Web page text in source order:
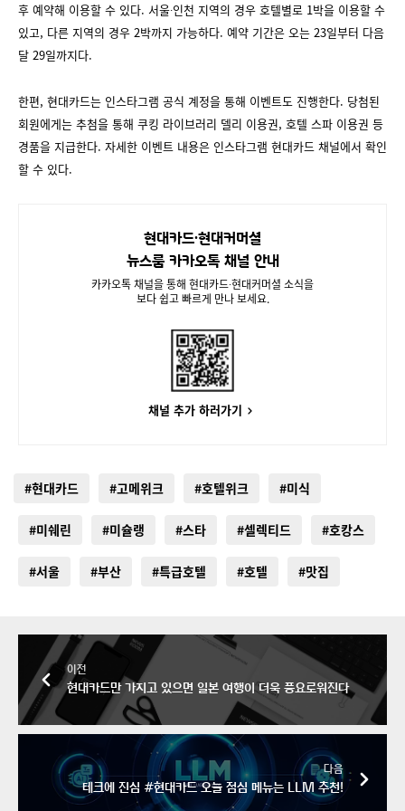
후 예약해 이용할 수 있다. 서울∙인천 지역의 경우 호텔별로 1박을 이용할 수
있고, 다른 지역의 경우 2박까지 가능하다. 예약 기간은 오는 23일부터 다음
달 29일까지다.
한편, 현대카드는 인스타그램 공식 계정을 통해 이벤트도 진행한다. 당첨된
회원에게는 추첨을 통해 쿠킹 라이브러리 델리 이용권, 호텔 스파 이용권 등
경품을 지급한다. 자세한 이벤트 내용은 인스타그램 현대카드 채널에서 확인
할 수 있다.
현대카드∙현대커머셜
뉴스룸 카카오톡 채널 안내
카카오톡 채널을 통해 현대카드∙현대커머셜 소식을
보다 쉽고 빠르게 만나 보세요.
채널 추가 하러가기
#현대카드 #고메위크 #호텔위크 #미식
#미쉐린 #미슐랭 #스타 #셀렉티드 #호캉스
#서울 #부산 #특급호텔 #호텔 #맛집
이전
현대카드만 가지고 있으면 일본 여행이 더욱 풍요로워진다
다음
테크에 진심 #현대카드 오늘 점심 메뉴는 LLM 추천!